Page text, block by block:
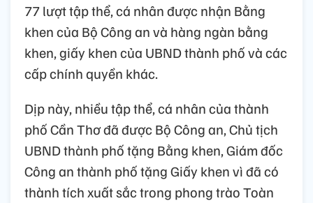
77 lượt tập thể, cá nhân được nhận Bằng
khen của Bộ Công an và hàng ngàn bằng
khen, giấy khen của UBND thành phố và các
cấp chính quyền khác.
Dịp này, nhiều tập thể, cá nhân của thành
phố Cần Thơ đã được Bộ Công an, Chủ tịch
UBND thành phố tặng Bằng khen, Giám đốc
Công an thành phố tặng Giấy khen vì đã có
thành tích xuất sắc trong phong trào Toàn